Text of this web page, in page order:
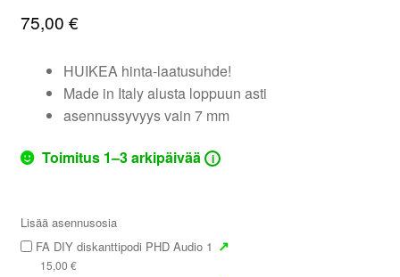
75,00 €
HUIKEA hinta-laatusuhde!
Made in Italy alusta loppuun asti
asennussyvyys vain 7 mm
Toimitus 1–3 arkipäivää i
Lisää asennusosia
FA DIY diskanttipodi PHD Audio 1 ↗
15,00 €